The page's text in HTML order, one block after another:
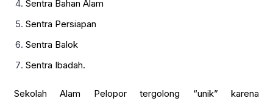
Sentra Bahan Alam
Sentra Persiapan
Sentra Balok
Sentra Ibadah.
Sekolah Alam Pelopor tergolong “unik” karena